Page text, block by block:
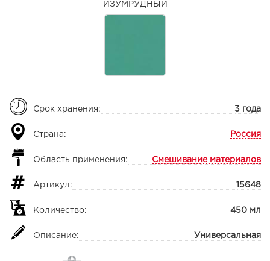
ИЗУМРУДНЫЙ
Срок хранения: 3 года
Страна: Россия
Область применения: Смешивание материалов
Артикул: 15648
Количество: 450 мл
Описание: Универсальная